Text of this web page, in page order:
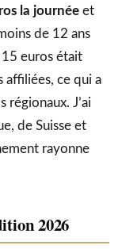
la journée et
de 12 ans
euros était
affiliées, ce qui a
régionaux. J’ai
de Suisse et
rayonne
2026